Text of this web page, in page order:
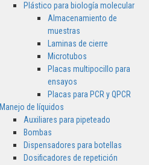
Plástico para biología molecular
Almacenamiento de
muestras
Laminas de cierre
Microtubos
Placas multipocillo para
ensayos
Placas para PCR y QPCR
Manejo de líquidos
Auxiliares para pipeteado
Bombas
Dispensadores para botellas
Dosificadores de repetición